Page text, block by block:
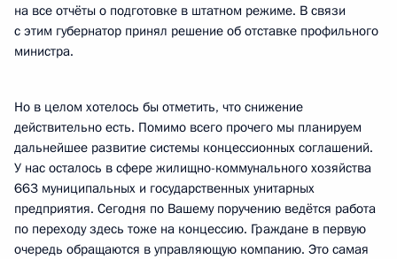
на все отчёты о подготовке в штатном режиме. В связи
с этим губернатор принял решение об отставке профильного
министра.
Но в целом хотелось бы отметить, что снижение
действительно есть. Помимо всего прочего мы планируем
дальнейшее развитие системы концессионных соглашений.
У нас осталось в сфере жилищно-коммунального хозяйства
663 муниципальных и государственных унитарных
предприятия. Сегодня по Вашему поручению ведётся работа
по переходу здесь тоже на концессию. Граждане в первую
очередь обращаются в управляющую компанию. Это самая